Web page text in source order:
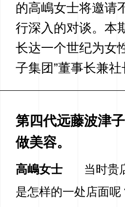
的高嶋女士将邀请
行深入的对谈。本
长达一个世纪为女
子集团”董事长兼
第四代远藤波津
做美容。
高嶋女士
当时贵
是怎样的一处店面呢